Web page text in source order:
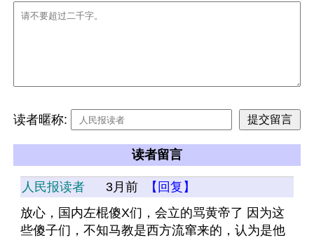
读者暱称:
读者留言
人民报读者 3月前
【回复】
放心，国内左棍傻X们，会立的骂黄帝了 因为这
些傻子们，不知马教是西方流窜来的，认为是他